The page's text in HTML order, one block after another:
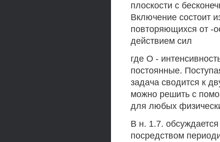
плоскости с
Включение состоит
повторяющихся от -
действием сил
где О -
постоянные.
задача сводится к
можно решить с
для любых
В н. 1.7.
посредством